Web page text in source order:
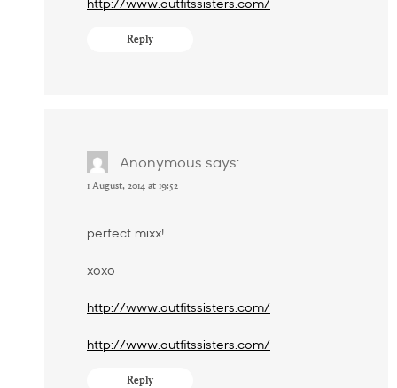
Reply
Anonymous says:
1 August, 2014 at 19:52
perfect mixx!
xoxo
http://www.outfitssisters.com/
http://www.outfitssisters.com/
Reply